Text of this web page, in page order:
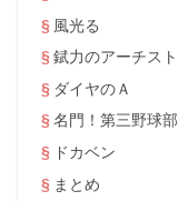
風光る
錻力のアーチスト
ダイヤのＡ
名門！第三野球部
ドカベン
まとめ